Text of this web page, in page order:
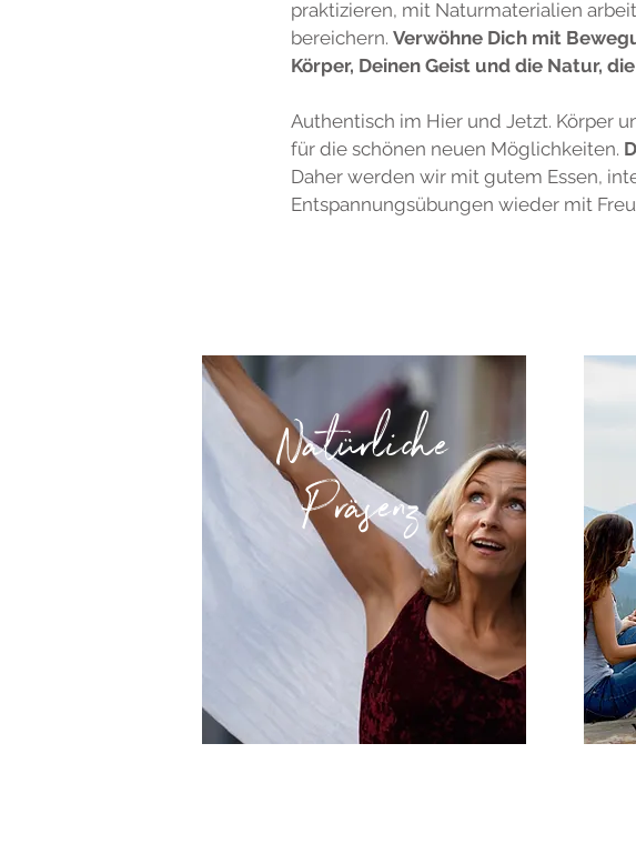
praktizieren, mit Naturmaterialien
bereichern. Verwöhne Dich mit
Körper, Deinen Geist und die Natur,
Authentisch im Hier und Jetzt. Körper
für die schönen neuen Möglichkeiten.
Daher werden wir mit gutem Essen,
Entspannungsübungen wieder mit
Natürliche
Präsenz